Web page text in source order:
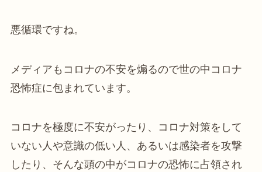
悪循環ですね。
メディアもコロナの不安を煽るので世の中コロナ
恐怖症に包まれています。
コロナを極度に不安がったり、コロナ対策をして
いない人や意識の低い人、あるいは感染者を攻撃
したり、そんな頭の中がコロナの恐怖に占領され